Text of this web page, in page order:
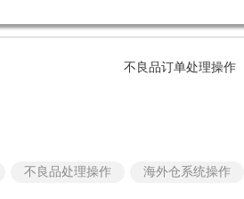
不良品订单处理操作
不良品处理操作 海外仓系统操作